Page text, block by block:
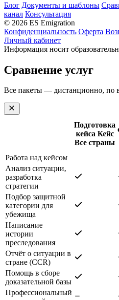
Блог Документы и шаблоны
канал Консультация
© 2026 ES Emigration
Конфиденциальность Оферта
Личный кабинет
Информация носит
Сравнение услуг
Все пакеты — дистанционно, по
Подготовка
кейса Кейс
Все страны
Работа над кейсом
Анализ ситуации,
разработка
стратегии
Подбор защитной
категории для
убежища
Написание
истории
преследования
Отчёт о ситуации в
стране (CCR)
Помощь в сборе
доказательной базы
Профессиональный